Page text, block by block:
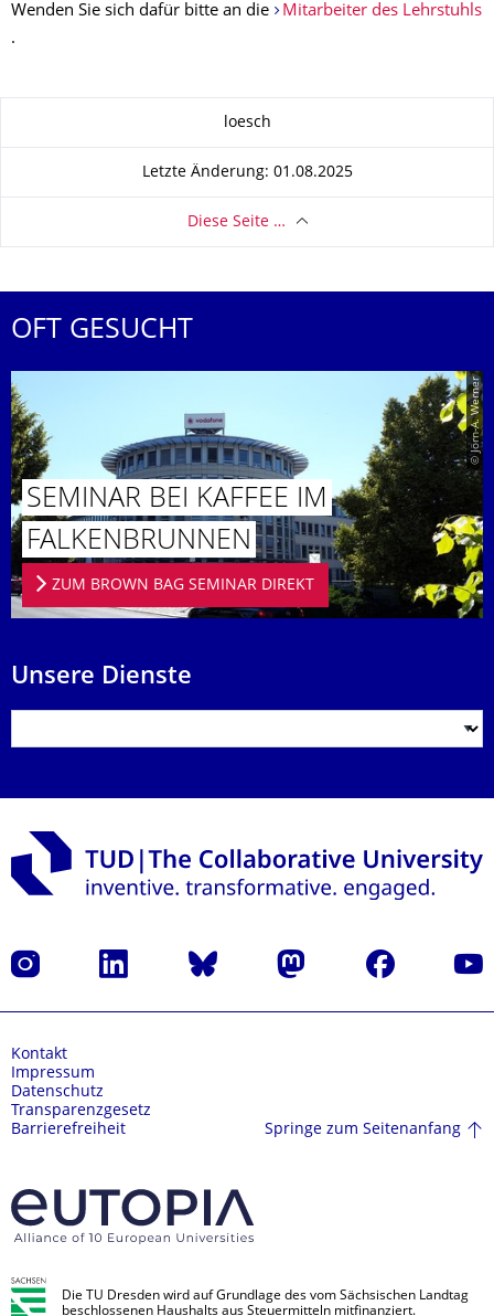
Wenden Sie sich dafür bitte an die
Mitarbeiter des Lehrstuhls
.
loesch
Letzte Änderung: 01.08.2025
Diese Seite …
OFT GESUCHT
© Jörn-A. Werner
SEMINAR BEI KAFFEE IM
FALKENBRUN­NEN
ZUM BROWN BAG SEMINAR DIREKT
Unsere Dienste
Instagram LinkedIn Bluesky Mastodon Facebook
Kontakt
Impressum
Datenschutz
Transparenzgesetz
Barrierefreiheit
Springe zum Seitenanfang
Die TU Dresden wird auf Grundlage des vom Sächsischen Landtag
beschlossenen Haushalts aus Steuermitteln mitfinanziert.